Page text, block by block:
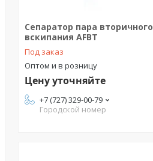
Сепаратор пара вторичного
вскипания AFBT
Под заказ
Оптом и в розницу
Цену уточняйте
+7 (727) 329-00-79
Городской номер